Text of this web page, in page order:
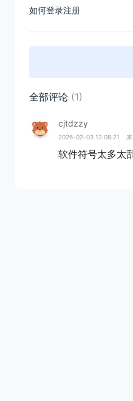
如何登录注册
全部评论 (1)
cjtdzzy
2026-02-03 12:08:21
软件符号太多太